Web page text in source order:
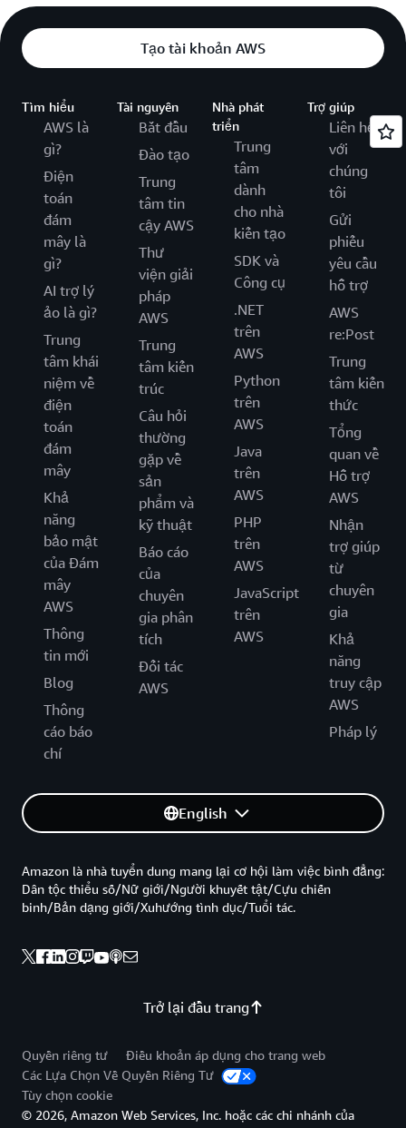
Tạo tài khoản AWS
Tìm hiểu
AWS là
gì?
Điện
toán
đám
mây là
gì?
AI trợ lý
ảo là gì?
Trung
tâm khái
niệm về
điện
toán
đám
mây
Khả
năng
bảo mật
của Đám
mây
AWS
Thông
tin mới
Blog
Thông
cáo báo
chí
Tài nguyên
Bắt đầu
Đào tạo
Trung
tâm tin
cậy AWS
Thư
viện giải
pháp
AWS
Trung
tâm kiến
trúc
Câu hỏi
thường
gặp về
sản
phẩm và
kỹ thuật
Báo cáo
của
chuyên
gia phân
tích
Đối tác
AWS
Nhà phát
triển
Trung
tâm
dành
cho nhà
kiến tạo
SDK và
Công cụ
.NET
trên
AWS
Python
trên
AWS
Java
trên
AWS
PHP
trên
AWS
JavaScript
trên
AWS
Trợ giúp
Liên hệ
với
chúng
tôi
Gửi
phiếu
yêu cầu
hỗ trợ
AWS
re:Post
Trung
tâm kiến
thức
Tổng
quan về
Hỗ trợ
AWS
Nhận
trợ giúp
từ
chuyên
gia
Khả
năng
truy cập
AWS
Pháp lý
English
Trở lại đầu trang
Amazon là nhà tuyển dung mang lại cơ hội làm việc bình đẳng:
Dân tộc thiểu số/Nữ giới/Người khuyết tật/Cựu chiến
binh/Bản dạng giới/Xuhướng tình dục/Tuổi tác.
Quyền riêng tư
Điều khoản áp dụng cho trang web
Các Lựa Chọn Về Quyền Riêng Tư
Tùy chọn cookie
© 2026, Amazon Web Services, Inc. hoặc các chi nhánh của